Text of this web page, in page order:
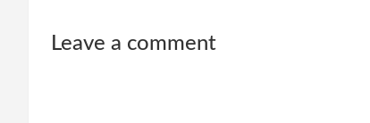
Leave a comment